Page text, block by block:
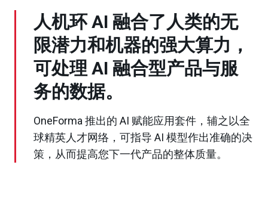
人机环 AI 融合了人类的无
限潜力和机器的强大算力，
可处理 AI 融合型产品与服
务的数据。
OneForma 推出的 AI 赋能应用套件，辅之以全
球精英人才网络，可指导 AI 模型作出准确的决
策，从而提高您下一代产品的整体质量。